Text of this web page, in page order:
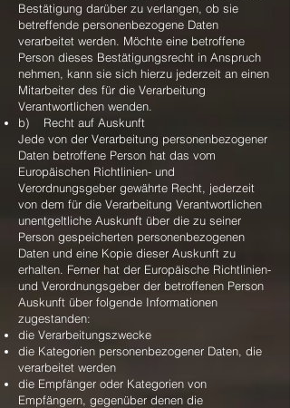
Bestätigung darüber zu verlangen, ob sie
betreffende personenbezogene Daten
verarbeitet werden. Möchte eine betroffene
Person dieses Bestätigungsrecht in Anspruch
nehmen, kann sie sich hierzu jederzeit an einen
Mitarbeiter des für die Verarbeitung
Verantwortlichen wenden.
b) Recht auf Auskunft
Jede von der Verarbeitung personenbezogener
Daten betroffene Person hat das vom
Europäischen Richtlinien- und
Verordnungsgeber gewährte Recht, jederzeit
von dem für die Verarbeitung Verantwortlichen
unentgeltliche Auskunft über die zu seiner
Person gespeicherten personenbezogenen
Daten und eine Kopie dieser Auskunft zu
erhalten. Ferner hat der Europäische Richtlinien-
und Verordnungsgeber der betroffenen Person
Auskunft über folgende Informationen
zugestanden:
die Verarbeitungszwecke
die Kategorien personenbezogener Daten, die
verarbeitet werden
die Empfänger oder Kategorien von
Empfängern, gegenüber denen die